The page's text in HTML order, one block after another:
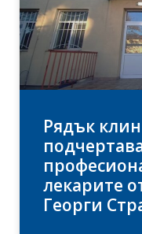
Рядък
лекарите
Георги